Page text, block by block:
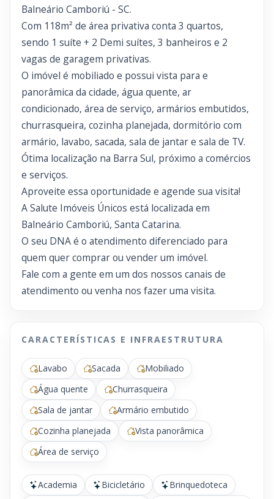
Balneário Camboriú - SC.
Com 118m² de área privativa conta 3 quartos,
sendo 1 suíte + 2 Demi suítes, 3 banheiros e 2
vagas de garagem privativas.
O imóvel é mobiliado e possui vista para e
panorâmica da cidade, água quente, ar
condicionado, área de serviço, armários embutidos,
churrasqueira, cozinha planejada, dormitório com
armário, lavabo, sacada, sala de jantar e sala de TV.
Ótima localização na Barra Sul, próximo a comércios
e serviços.
Aproveite essa oportunidade e agende sua visita!
A Salute Imóveis Únicos está localizada em
Balneário Camboriú, Santa Catarina.
O seu DNA é o atendimento diferenciado para
quem quer comprar ou vender um imóvel.
Fale com a gente em um dos nossos canais de
atendimento ou venha nos fazer uma visita.
CARACTERÍSTICAS E INFRAESTRUTURA
Lavabo Sacada
Mobiliado
Água quente
Churrasqueira
Sala de jantar
Armário embutido
Cozinha planejada
Vista panorâmica
Área de serviço
Academia Bicicletário
Brinquedoteca